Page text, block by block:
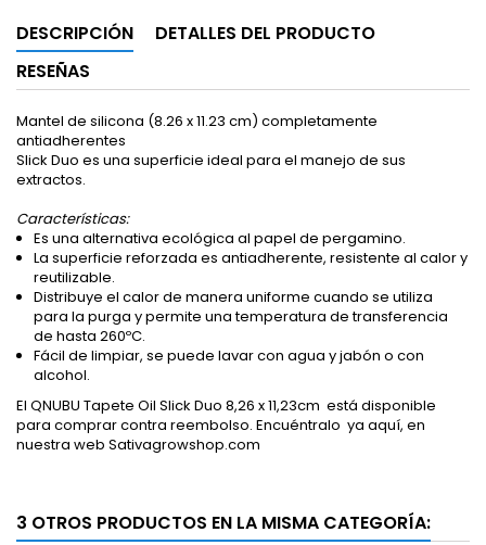
DESCRIPCIÓN
DETALLES DEL PRODUCTO
RESEÑAS
Mantel de silicona (8.26 x 11.23 cm) completamente
antiadherentes
Slick Duo es una superficie ideal para el manejo de sus
extractos.
Características:
Es una alternativa ecológica al papel de pergamino.
La superficie reforzada es antiadherente, resistente al calor y
reutilizable.
Distribuye el calor de manera uniforme cuando se utiliza
para la purga y permite una temperatura de transferencia
de hasta 260ºC.
Fácil de limpiar, se puede lavar con agua y jabón o con
alcohol.
El QNUBU Tapete Oil Slick Duo 8,26 x 11,23cm está disponible
para comprar contra reembolso. Encuéntralo ya aquí, en
nuestra web Sativagrowshop.com
3 OTROS PRODUCTOS EN LA MISMA CATEGORÍA: